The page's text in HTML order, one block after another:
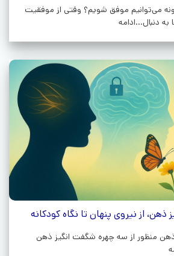
می‌توانیم موفق شویم؟ وقتی از موفقیت
دنبال...ادامه
از نیروی پنهان تا نگاه کودکانه
منظور از سه چهره شگفت انگیز ذهن